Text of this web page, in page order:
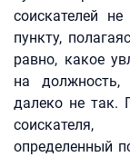
соискателей
пункту,
равно, какое
на должность,
далеко не так.
соискателя,
определенный